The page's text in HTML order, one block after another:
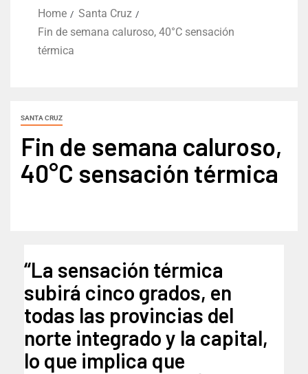
Home
Santa Cruz
Fin de semana caluroso, 40°C sensación
térmica
SANTA CRUZ
Fin de semana caluroso,
40°C sensación térmica
“La sensación térmica
subirá cinco grados, en
todas las provincias del
norte integrado y la capital,
lo que implica que